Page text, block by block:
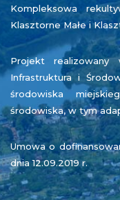
Kompleksowa
Klasztorne Małe i
Projekt realizowany
Infrastruktura i
środowiska
środowiska, w tym
Umowa o
dnia 12.09.2019 r.